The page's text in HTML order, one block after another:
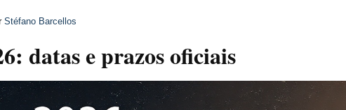
Stéfano Barcellos
datas e prazos oficiais